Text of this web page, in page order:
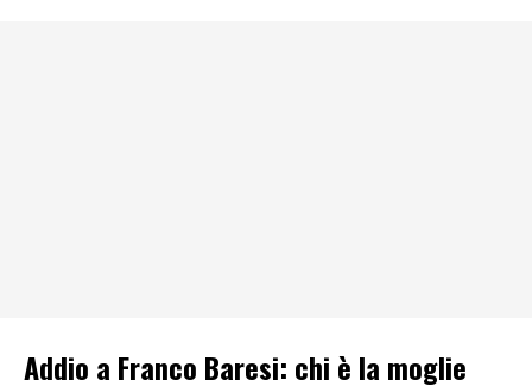
Addio a Franco Baresi: chi è la moglie